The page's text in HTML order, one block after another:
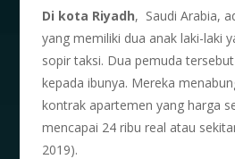
Di kota Riyadh, Saudi Arabia,
yang memiliki dua anak laki-laki
sopir taksi. Dua pemuda
kepada ibunya. Mereka
kontrak apartemen yang harga
mencapai 24 ribu real atau
2019).